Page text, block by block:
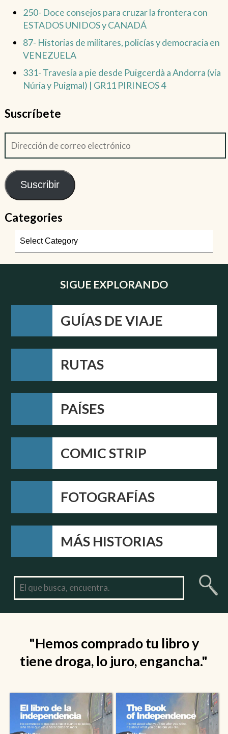
250- Doce consejos para cruzar la frontera con
ESTADOS UNIDOS y CANADÁ
87- Historias de militares, policías y democracia en
VENEZUELA
331- Travesía a pie desde Puigcerdà a Andorra (vía
Núria y Puigmal) | GR11 PIRINEOS 4
Suscríbete
Suscribir
Categories
SIGUE EXPLORANDO
GUÍAS DE VIAJE
RUTAS
PAÍSES
COMIC STRIP
FOTOGRAFÍAS
MÁS HISTORIAS
"Hemos comprado tu libro y
tiene droga, lo juro, engancha."